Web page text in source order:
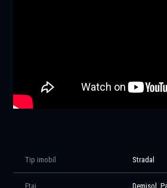
evenimente, cât și pe livrare, într-o
Afacere 100% funcțională, preluare
Tip imobil Stradal
Etaj Demisol,